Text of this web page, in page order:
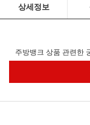
상세정보
주방뱅크 상품 관련한